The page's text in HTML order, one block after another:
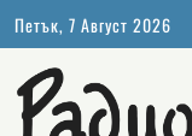
Петък, 7 Август 2026